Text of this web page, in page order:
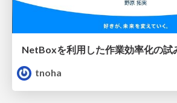
tnoha